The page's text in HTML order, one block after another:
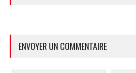
ENVOYER UN COMMENTAIRE